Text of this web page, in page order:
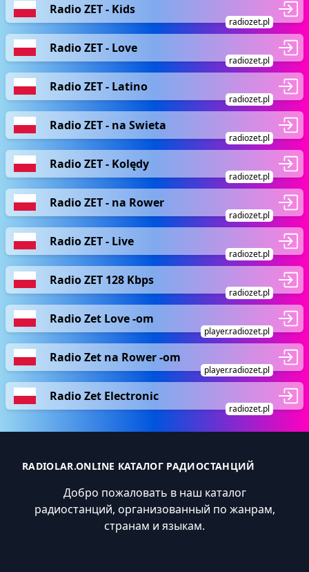
Radio ZET - Kids
radiozet.pl
Radio ZET - Love
radiozet.pl
Radio ZET - Latino
radiozet.pl
Radio ZET - na Swieta
radiozet.pl
Radio ZET - Kolędy
radiozet.pl
Radio ZET - na Rower
radiozet.pl
Radio ZET - Live
radiozet.pl
Radio ZET 128 Kbps
radiozet.pl
Radio Zet Love -om
player.radiozet.pl
Radio Zet na Rower -om
player.radiozet.pl
Radio Zet Electronic
radiozet.pl
RADIOLAR.ONLINE КАТАЛОГ РАДИОСТАНЦИЙ
Добро пожаловать в наш каталог
радиостанций, организованный по жанрам,
странам и языкам.